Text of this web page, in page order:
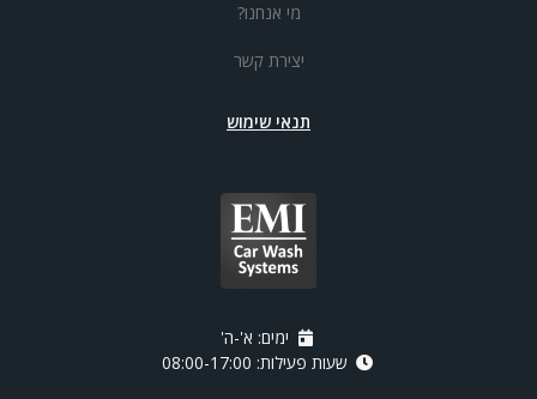
מי אנחנו?
יצירת קשר
תנאי שימוש
ימים: א'-ה'
שעות פעילות: 08:00-17:00